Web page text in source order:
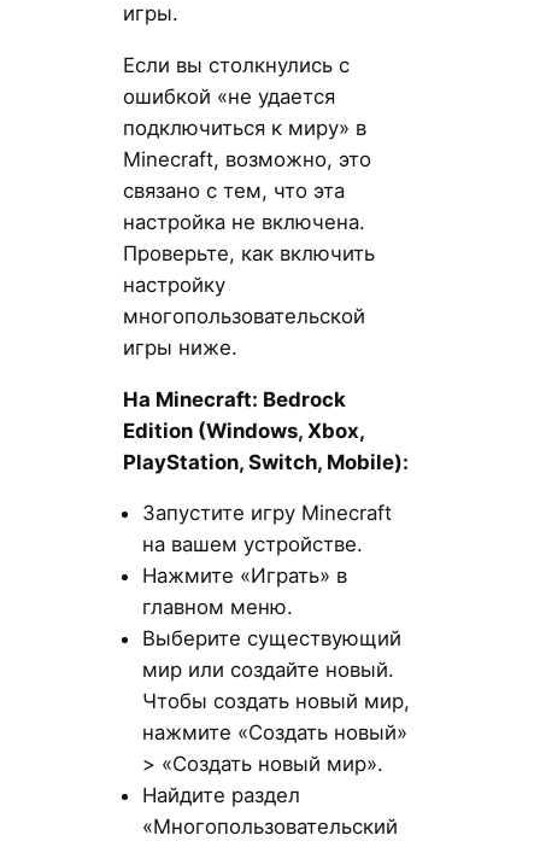
игры.
Если вы столкнулись с
ошибкой «не удается
подключиться к миру» в
Minecraft, возможно, это
связано с тем, что эта
настройка не включена.
Проверьте, как включить
настройку
многопользовательской
игры ниже.
На Minecraft: Bedrock
Edition (Windows, Xbox,
PlayStation, Switch, Mobile):
Запустите игру Minecraft
на вашем устройстве.
Нажмите «Играть» в
главном меню.
Выберите существующий
мир или создайте новый.
Чтобы создать новый мир,
нажмите «Создать новый»
> «Создать новый мир».
Найдите раздел
«Многопользовательский